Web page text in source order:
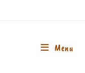
Menu